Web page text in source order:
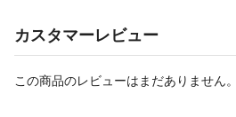
カスタマーレビュー
この商品のレビューはまだありません。